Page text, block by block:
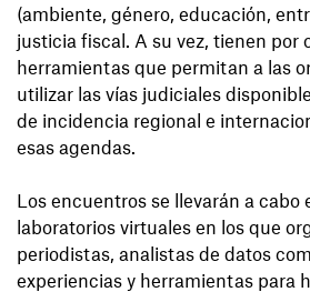
(ambiente, género, educación,
justicia fiscal. A su vez, tienen por
herramientas que permitan a las
utilizar las vías judiciales
de incidencia regional e
esas agendas.
Los encuentros se llevarán a cabo
laboratorios virtuales en los que
periodistas, analistas de datos
experiencias y herramientas para